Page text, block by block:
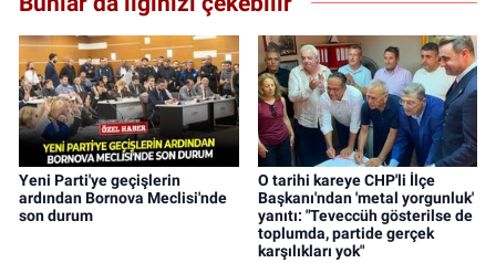
Yeni Parti'ye geçişlerin
ardından Bornova Meclisi'nde
son durum
O tarihi kareye CHP'li İlçe
Başkanı'ndan 'metal yorgunluk'
yanıtı: "Teveccüh gösterilse de
toplumda, partide gerçek
karşılıkları yok"